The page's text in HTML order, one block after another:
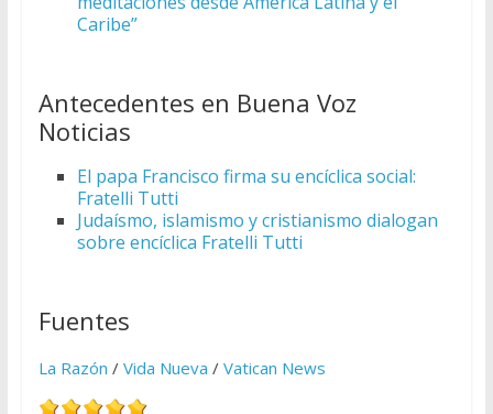
Caribe”
Antecedentes en Buena Voz
Noticias
El papa Francisco firma su encíclica social:
Fratelli Tutti
Judaísmo, islamismo y cristianismo dialogan
sobre encíclica Fratelli Tutti
Fuentes
La Razón / Vida Nueva / Vatican News